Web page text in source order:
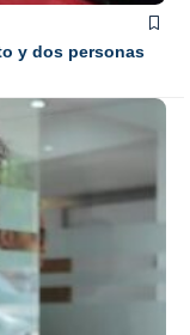
y dos personas